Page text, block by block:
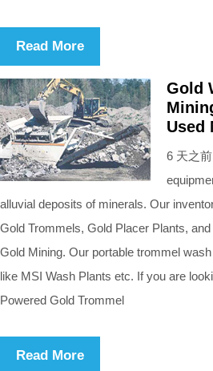
Read More
Gold
Used
6 天之
alluvial deposits of minerals. Our
Gold Trommels, Gold Placer Plants,
Gold Mining. Our portable trommel
like MSI Wash Plants etc. If you are
Powered Gold Trommel
Read More